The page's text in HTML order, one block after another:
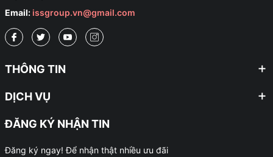
Email: issgroup.vn@gmail.com
THÔNG TIN
DỊCH VỤ
ĐĂNG KÝ NHẬN TIN
Đăng ký ngay! Để nhận thật nhiều ưu đãi